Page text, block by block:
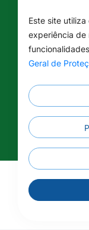
Relatório de
Plano
Lei Federal
Educação
Renuncia Fiscal
Informações
©2026 -
Este site
experiência de
Geral de